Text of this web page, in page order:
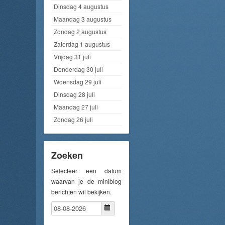
Dinsdag 4 augustus
Maandag 3 augustus
Zondag 2 augustus
Zaterdag 1 augustus
Vrijdag 31 juli
Donderdag 30 juli
Woensdag 29 juli
Dinsdag 28 juli
Maandag 27 juli
Zondag 26 juli
Zoeken
Selecteer een datum
waarvan je de miniblog
berichten wil bekijken.